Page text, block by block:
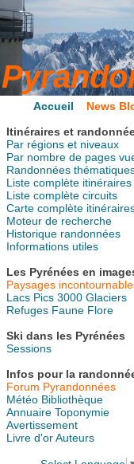
Accueil
News
Itinéraires et
Par régions et niveaux
Par nombre de pages
Randonnées
Liste complète itinéraires
Liste complète circuits
Carte complète
Moteur de recherche
Historique randonnées
Informations utiles
Les Pyrénées en
Paysages
Lacs Pics 3000 Glaciers
Refuges Faune Flore
Ski dans les Pyrénées
Sessions
Infos pour la
Forum Pyrandonnées
Météo Bibliothèque
Annuaire Toponymie
Avertissement
Livre d'orAuteurs